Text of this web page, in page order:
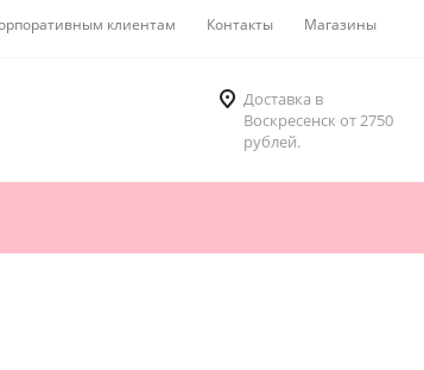
клиентам Контакты Магазины
Доставка в
Воскресенск от 2750
рублей.